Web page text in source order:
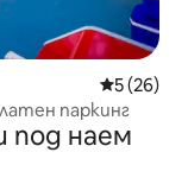
Средна
5 (26)
паркинг
наем